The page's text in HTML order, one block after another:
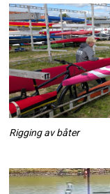
Rigging av båter